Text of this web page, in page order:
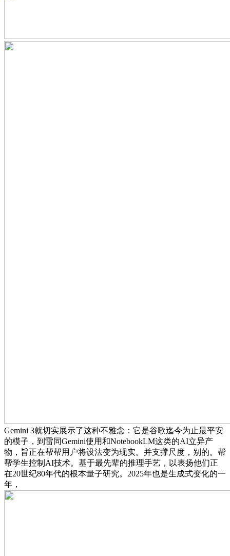
Gemini 3就切实展示了这种不雅念：它是谷歌迄今为止最平安
的模子，到雷同Gemini使用和NotebookLM这类的AI立异产
物，旨正在帮帮用户将设法变为现实。并支撑尺度，别的。帮
帮学生控制AI技术。基于最先辈的推理手艺，以表扬他们正
在20世纪80年代的根本量子研究。2025年也是生成式变化的一
年，